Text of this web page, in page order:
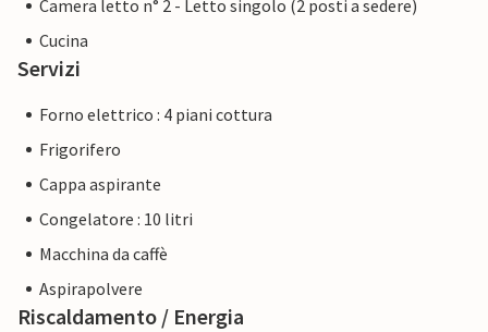
Camera letto n° 2 - Letto singolo (2 posti a sedere)
Cucina
Servizi
Forno elettrico : 4 piani cottura
Frigorifero
Cappa aspirante
Congelatore : 10 litri
Macchina da caffè
Aspirapolvere
Riscaldamento / Energia